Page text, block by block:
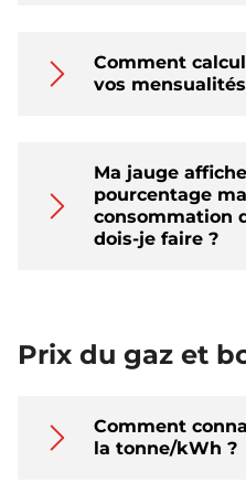
Comment
vos
Ma jauge
pourcentage
consommation
dois-je faire ?
Prix du gaz et
Comment
la tonne/kWh ?